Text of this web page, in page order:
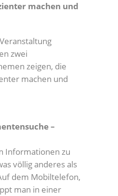
machen und
zwei
zeigen, die
machen und
–
Informationen zu
völlig anderes als
dem Mobiltelefon,
man in einer